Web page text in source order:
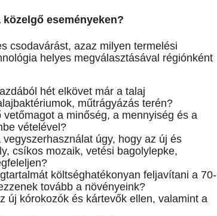
eseményeken?
csodavárást, azaz milyen termelési
helyes megválasztásával régiónként
hét elkövet már a talaj
műtrágyázás terén?
a minőség, a mennyiség és a
vételével?
úgy, hogy az új és
csíkos mozaik, vetési bagolylepke,
költséghatékonyan feljavítani a 70-
tovább a növényeink?
új kórokozók és kártevők ellen, valamint a